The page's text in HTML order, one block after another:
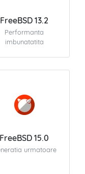
FreeBSD 13.2
Performanta
imbunatatita
FreeBSD 15.0
urmatoare